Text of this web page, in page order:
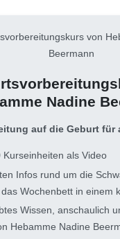
Nadine
auf die Geburt für
Kurseinheiten als Video
Infos rund um die
Wochenbett in einem
Wissen, anschaulich
Hebamme Nadine